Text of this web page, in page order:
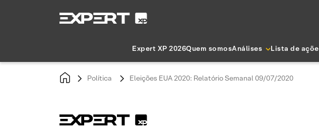
Expert XP 2026Quem somosAnálises Lista de
Política Eleições EUA 2020: Relatório Semanal 09/07/2020